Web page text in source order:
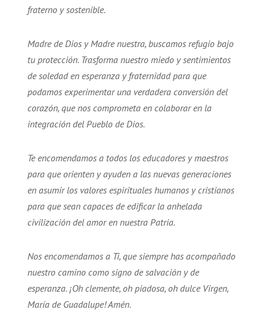
fraterno y sostenible.
Madre de Dios y Madre nuestra, buscamos refugio bajo
tu protección. Trasforma nuestro miedo y sentimientos
de soledad en esperanza y fraternidad para que
podamos experimentar una verdadera conversión del
corazón, que nos comprometa en colaborar en la
integración del Pueblo de Dios.
Te encomendamos a todos los educadores y maestros
para que orienten y ayuden a las nuevas generaciones
en asumir los valores espirituales humanos y cristianos
para que sean capaces de edificar la anhelada
civilización del amor en nuestra Patria.
Nos encomendamos a Ti, que siempre has acompañado
nuestro camino como signo de salvación y de
esperanza. ¡Oh clemente, oh piadosa, oh dulce Virgen,
María de Guadalupe! Amén.